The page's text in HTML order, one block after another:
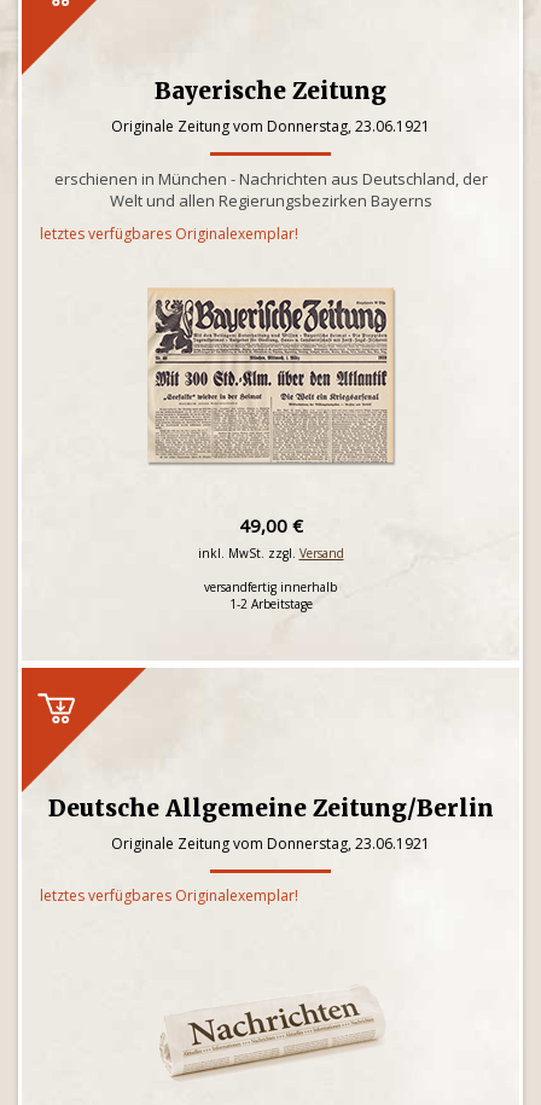
Bayerische Zeitung
Originale Zeitung vom Donnerstag, 23.06.1921
erschienen in München - Nachrichten aus Deutschland, der
Welt und allen Regierungsbezirken Bayerns
letztes verfügbares Originalexemplar!
49,00 €
inkl. MwSt. zzgl. Versand
versandfertig innerhalb
1-2 Arbeitstage
Deutsche Allgemeine Zeitung/Berlin
Originale Zeitung vom Donnerstag, 23.06.1921
letztes verfügbares Originalexemplar!